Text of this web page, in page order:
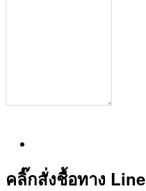
คลิ๊กสั่งชื้อทาง Line